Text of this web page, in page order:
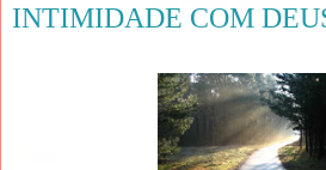
INTIMIDADE COM